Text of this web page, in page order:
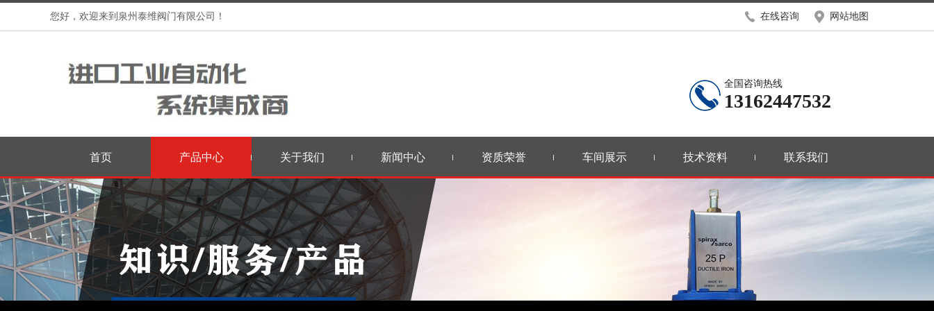
您好，欢迎来到泉州泰维阀门有限公司！ 在线咨询 网站地图
全国咨询热线
13162447532
首页 产品中心 关于我们 新闻中心 资质荣誉 车间展示 技术资料 联系我们